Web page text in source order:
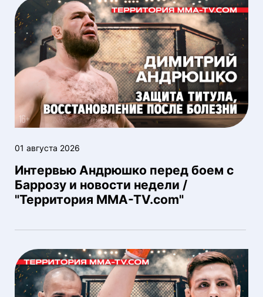
01 августа 2026
Интервью Андрюшко перед боем с
Баррозу и новости недели /
"Территория MMA-TV.com"